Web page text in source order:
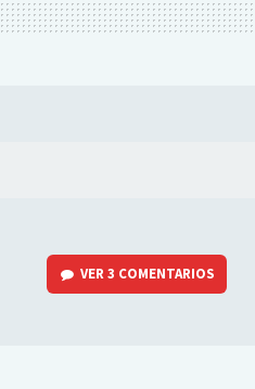
VER3 COMENTARIOS